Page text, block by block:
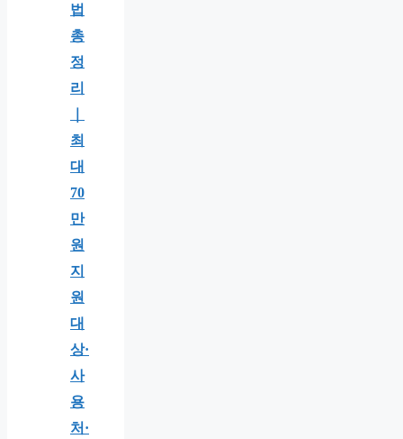
법
총
정
리
최
대
70
만
원
지
원
대
상·
사
용
처·